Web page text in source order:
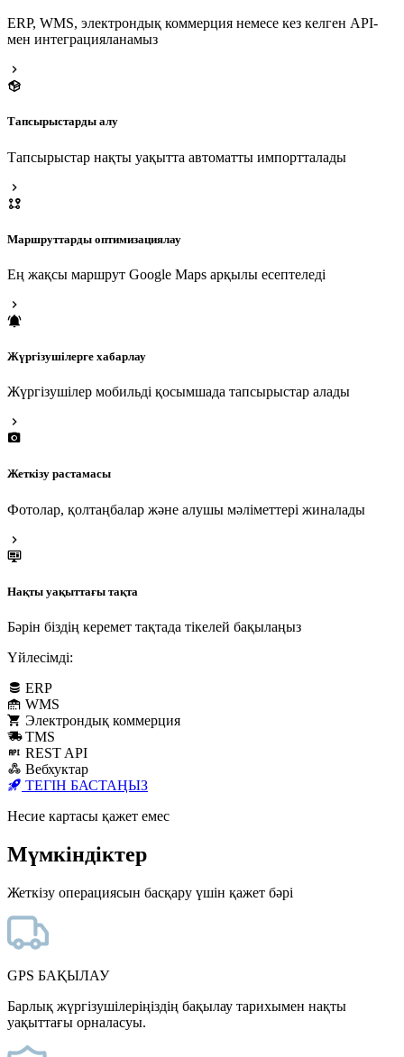
ERP, WMS, электрондық коммерция немесе кез келген API-
мен интеграцияланамыз
Тапсырыстарды алу
Тапсырыстар нақты уақытта автоматты импортталады
Маршруттарды оптимизациялау
Ең жақсы маршрут Google Maps арқылы есептеледі
Жүргізушілерге хабарлау
Жүргізушілер мобильді қосымшада тапсырыстар алады
Жеткізу растамасы
Фотолар, қолтаңбалар және алушы мәліметтері жиналады
Нақты уақыттағы тақта
Бәрін біздің керемет тақтада тікелей бақылаңыз
Үйлесімді:
ERP
WMS
Электрондық коммерция
TMS
REST API
Вебхуктар
ТЕГІН БАСТАҢЫЗ
Несие картасы қажет емес
Мүмкіндіктер
Жеткізу операциясын басқару үшін қажет бәрі
GPS БАҚЫЛАУ
Барлық жүргізушілеріңіздің бақылау тарихымен нақты
уақыттағы орналасуы.